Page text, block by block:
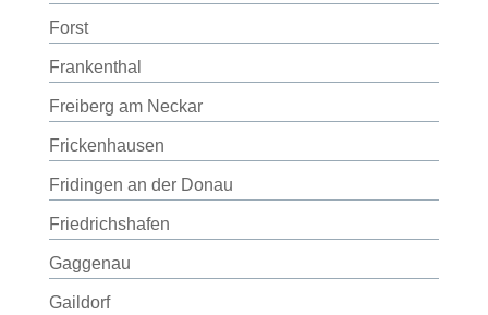
Forst
Frankenthal
Freiberg am Neckar
Frickenhausen
Fridingen an der Donau
Friedrichshafen
Gaggenau
Gaildorf